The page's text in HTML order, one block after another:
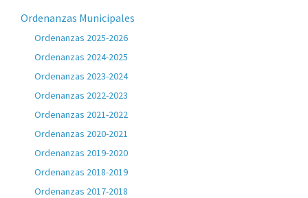
Ordenanzas Municipales
Ordenanzas 2025-2026
Ordenanzas 2024-2025
Ordenanzas 2023-2024
Ordenanzas 2022-2023
Ordenanzas 2021-2022
Ordenanzas 2020-2021
Ordenanzas 2019-2020
Ordenanzas 2018-2019
Ordenanzas 2017-2018